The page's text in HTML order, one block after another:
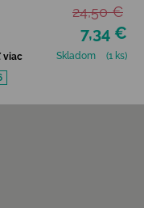
7,34 €
24,50 €
viac Skladom
(1 ks)